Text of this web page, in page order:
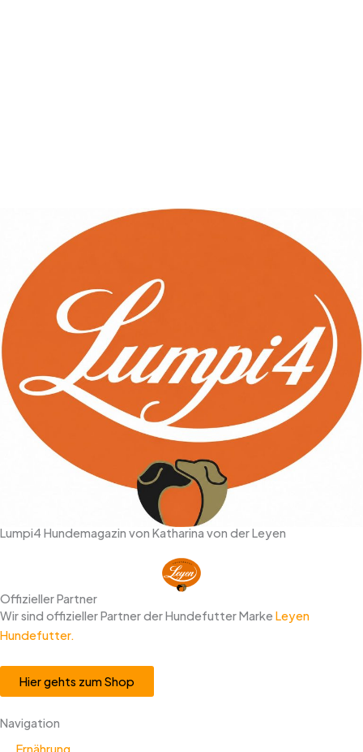
Lumpi4 Hundemagazin von Katharina von der Leyen
Offizieller Partner
Wir sind offizieller Partner der Hundefutter Marke Leyen
Hundefutter.
Hier gehts zum Shop
Navigation
Ernährung